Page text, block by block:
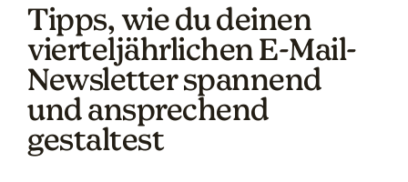
Tipps, wie du deinen
vierteljährlichen E-Mail-
Newsletter spannend
und ansprechend
gestaltest